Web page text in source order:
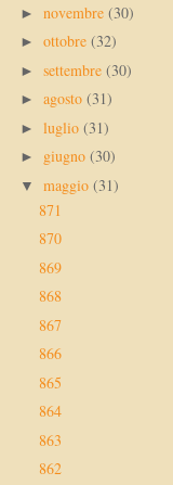
► novembre (30)
► ottobre (32)
► settembre (30)
► agosto (31)
► luglio (31)
► giugno (30)
▼ maggio (31)
871
870
869
868
867
866
865
864
863
862